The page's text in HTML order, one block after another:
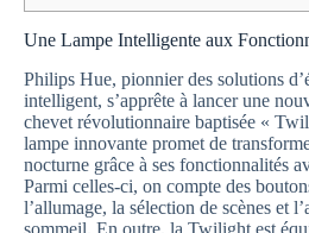
Une Lampe Intelligente aux
Philips Hue, pionnier des solutions
intelligent, s’apprête à lancer une
chevet révolutionnaire baptisée «
lampe innovante promet de
nocturne grâce à ses fonctionnalités
Parmi celles-ci, on compte des
l’allumage, la sélection de scènes et